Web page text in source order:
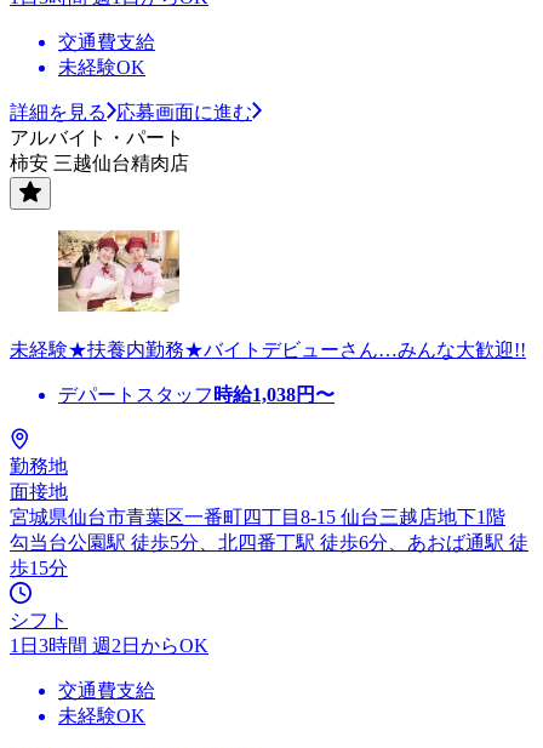
交通費支給
未経験OK
詳細を見る
応募画面に進む
アルバイト・パート
柿安 三越仙台精肉店
未経験★扶養内勤務★バイトデビューさん…みんな大歓迎!!
デパートスタッフ 時給1,038円〜
勤務地
面接地
宮城県仙台市青葉区一番町四丁目8-15 仙台三越店地下1階
勾当台公園駅 徒歩5分、北四番丁駅 徒歩6分、あおば通駅 徒
歩15分
シフト
1日3時間 週2日からOK
交通費支給
未経験OK